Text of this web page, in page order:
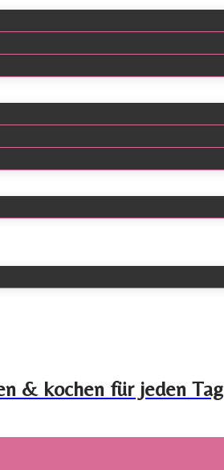
& kochen für jeden Tag